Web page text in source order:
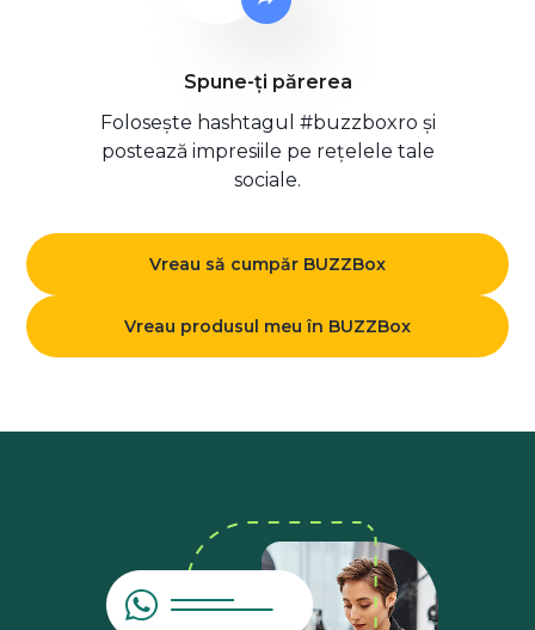
Spune-ți părerea
Folosește hashtagul #buzzboxro și
postează impresiile pe rețelele tale
sociale.
Vreau să cumpăr BUZZBox
Vreau produsul meu în BUZZBox